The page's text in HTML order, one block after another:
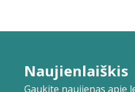
Naujienlaiškis
Gaukite naujienas apie